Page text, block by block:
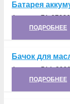
Батарея
Артикул:71-
ПОДРОБНЕЕ
Бачок для
Артикул:51А-
ПОДРОБНЕЕ